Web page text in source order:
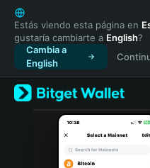
English
日本語
Tiếng Việt
Русский
Español (Latinoamérica)
Türkçe
Italiano
Estás viendo esta página en
gustaría cambiarte a English?
Cambia a
English